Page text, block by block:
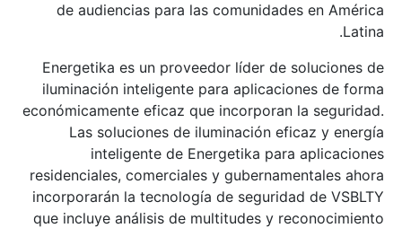
de audiencias para las comunidades en América
Latina.
Energetika es un proveedor líder de soluciones de
iluminación inteligente para aplicaciones de forma
económicamente eficaz que incorporan la seguridad.
Las soluciones de iluminación eficaz y energía
inteligente de Energetika para aplicaciones
residenciales, comerciales y gubernamentales ahora
incorporarán la tecnología de seguridad de VSBLTY
que incluye análisis de multitudes y reconocimiento